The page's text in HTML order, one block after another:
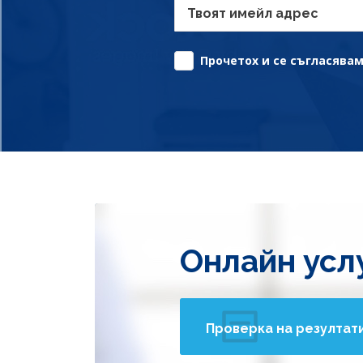
Твоят имейл адрес
Прочетох и се
Онлайн
Проверка на